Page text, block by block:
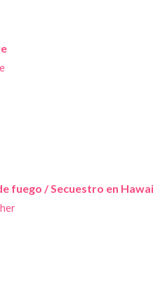
fuego / Secuestro en